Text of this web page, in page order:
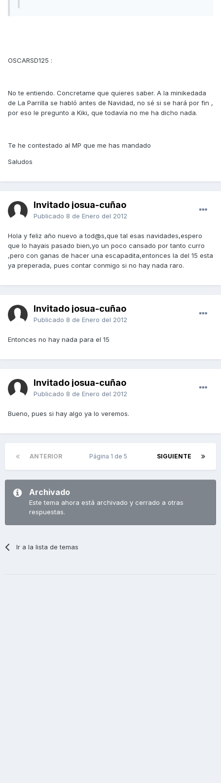
OSCARSD125 :
No te entiendo. Concretame que quieres saber. A la minikedada
de La Parrilla se habló antes de Navidad, no sé si se hará por fin ,
por eso le pregunto a Kiki, que todavía no me ha dicho nada.
Te he contestado al MP que me has mandado
Saludos
Invitado josua-cuñao
Publicado 8 de Enero del 2012
Hola y feliz año nuevo a tod@s,que tal esas navidades,espero
que lo hayais pasado bien,yo un poco cansado por tanto curro
,pero con ganas de hacer una escapadita,entonces la del 15 esta
ya preperada, pues contar conmigo si no hay nada raro.
Invitado josua-cuñao
Publicado 8 de Enero del 2012
Entonces no hay nada para el 15
Invitado josua-cuñao
Publicado 8 de Enero del 2012
Bueno, pues si hay algo ya lo veremos.
ANTERIOR SIGUIENTE
Página 1 de 5
Archivado
Este tema ahora está archivado y cerrado a otras
respuestas.
Ir a la lista de temas